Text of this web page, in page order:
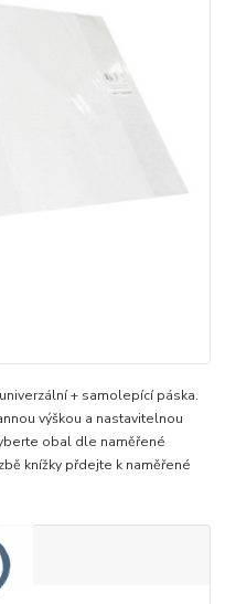
+ samolepící páska.
výškou a nastavitelnou
obal dle naměřené
knížky přdejte k naměřené